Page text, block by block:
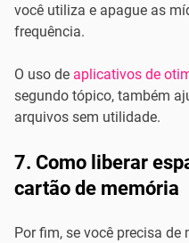
você utiliza e apague as
frequência.
O uso de aplicativos de
segundo tópico, também
arquivos sem utilidade.
7. Como liberar
cartão de memória
Por fim, se você precisa